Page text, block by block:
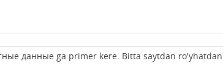
данные ga primer kere. Bitta saytdan ro'yhatdan